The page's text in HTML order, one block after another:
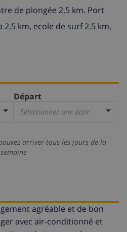
de plongée 2.5 km. Port
km, ecole de surf 2.5 km,
Départ
Sélectionnez une date
arriver tous les jours de la
semaine
agréable et de bon
avec air-conditionné et